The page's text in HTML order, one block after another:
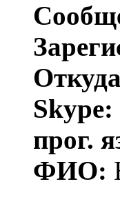
Skype:
прог.
ФИО: